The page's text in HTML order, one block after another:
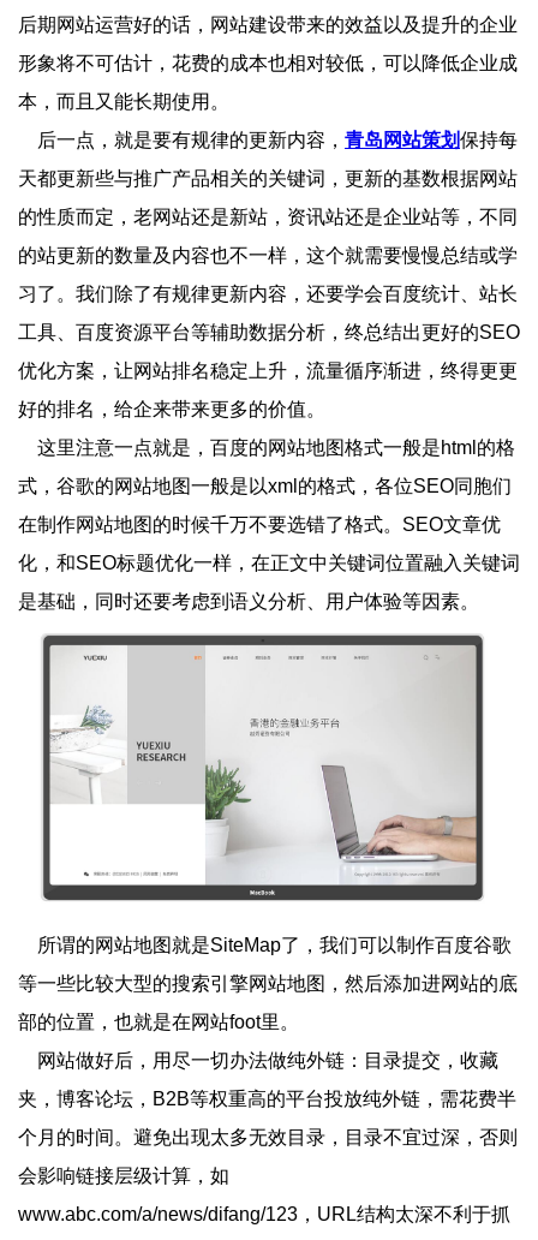
后期网站运营好的话，网站建设带来的效益以及提升的企业
形象将不可估计，花费的成本也相对较低，可以降低企业成
本，而且又能长期使用。
后一点，就是要有规律的更新内容， 青岛网站策划保持每
天都更新些与推广产品相关的关键词，更新的基数根据网站
的性质而定，老网站还是新站，资讯站还是企业站等，不同
的站更新的数量及内容也不一样，这个就需要慢慢总结或学
习了。我们除了有规律更新内容，还要学会百度统计、站长
工具、百度资源平台等辅助数据分析，终总结出更好的SEO
优化方案，让网站排名稳定上升，流量循序渐进，终得更更
好的排名，给企来带来更多的价值。
这里注意一点就是，百度的网站地图格式一般是html的格
式，谷歌的网站地图一般是以xml的格式，各位SEO同胞们
在制作网站地图的时候千万不要选错了格式。SEO文章优
化，和SEO标题优化一样，在正文中关键词位置融入关键词
是基础，同时还要考虑到语义分析、用户体验等因素。
所谓的网站地图就是SiteMap了，我们可以制作百度谷歌
等一些比较大型的搜索引擎网站地图，然后添加进网站的底
部的位置，也就是在网站foot里。
网站做好后，用尽一切办法做纯外链：目录提交，收藏
夹，博客论坛，B2B等权重高的平台投放纯外链，需花费半
个月的时间。避免出现太多无效目录，目录不宜过深，否则
会影响链接层级计算，如
www.abc.com/a/news/difang/123，URL结构太深不利于抓